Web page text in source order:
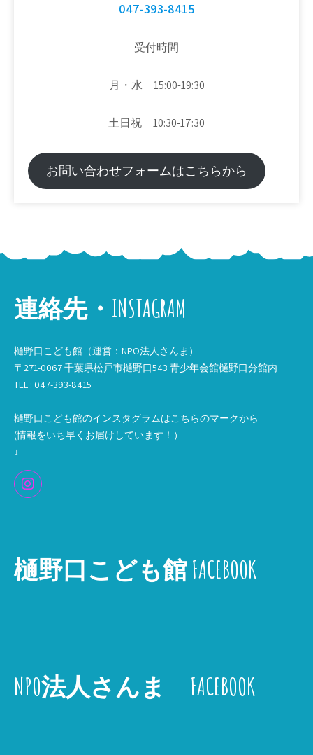
047-393-8415
受付時間
月・水 15:00-19:30
土日祝 10:30-17:30
お問い合わせフォームはこちらから
連絡先・INSTAGRAM
樋野口こども館（運営：NPO法人さんま）
〒271-0067 千葉県松戸市樋野口543 青少年会館樋野口分館内
TEL : 047-393-8415
樋野口こども館のインスタグラムはこちらのマークから
(情報をいち早くお届けしています！）
↓
樋野口こども館 FACEBOOK
NPO法人さんま FACEBOOK